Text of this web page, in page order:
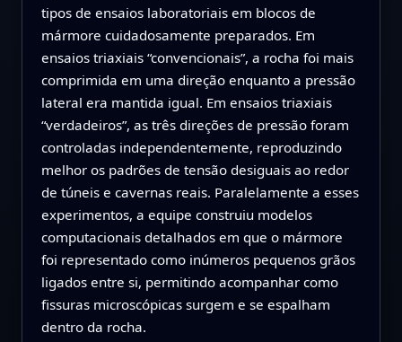
tipos de ensaios laboratoriais em blocos de
mármore cuidadosamente preparados. Em
ensaios triaxiais “convencionais”, a rocha foi mais
comprimida em uma direção enquanto a pressão
lateral era mantida igual. Em ensaios triaxiais
“verdadeiros”, as três direções de pressão foram
controladas independentemente, reproduzindo
melhor os padrões de tensão desiguais ao redor
de túneis e cavernas reais. Paralelamente a esses
experimentos, a equipe construiu modelos
computacionais detalhados em que o mármore
foi representado como inúmeros pequenos grãos
ligados entre si, permitindo acompanhar como
fissuras microscópicas surgem e se espalham
dentro da rocha.